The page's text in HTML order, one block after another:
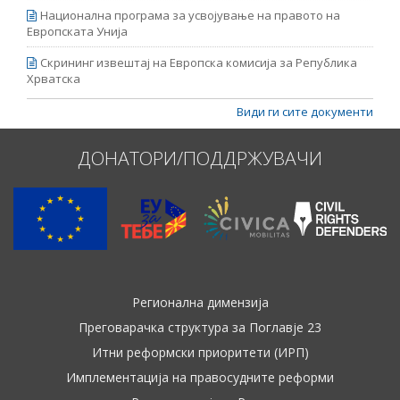
Национална програма за усвојување на правото на
Европската Унија
Скрининг извештај на Европска комисија за Република
Хрватска
Види ги сите документи
ДОНАТОРИ/ПОДДРЖУВАЧИ
Регионална димензија
Преговарачка структура за Поглавје 23
Итни реформски приоритети (ИРП)
Имплементација на правосудните реформи